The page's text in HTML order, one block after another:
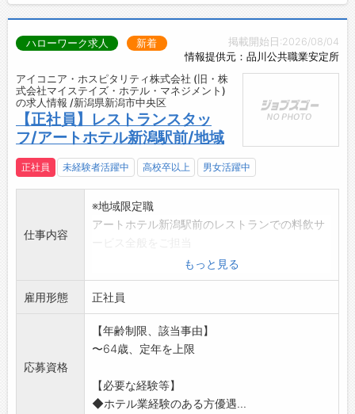
掲載開始日:2026/08/04
情報提供元：品川公共職業安定所
ハローワーク求人 新着
アイコニア・ホスピタリティ株式会社 (旧・株
式会社マイステイズ・ホテル・マネジメント)
の求人情報 /新潟県新潟市中央区
【正社員】レストランスタッ
フ/アートホテル新潟駅前/地域
正社員 未経験者活躍中 高校卒以上 男女活躍中
仕事内容
※地域限定職
アートホテル新潟駅前のレストランでの料飲サ
いただきます。お仕事内容は、お客様のアテン
ドとオーダー、片付
け、レジ対応、テーブルセッティング、在庫管
理、発注など。お客
様が気持ちよくお食事の時間を過ごせるよう、
ホスピタリティ溢れ
【変更
の範囲:変更なし】
もっと見る
雇用形態 正社員
応募資格
【年齢制限、該当事由】
〜64歳、定年を上限
【必要な経験等】
◆ホテル業経験のある方優遇...